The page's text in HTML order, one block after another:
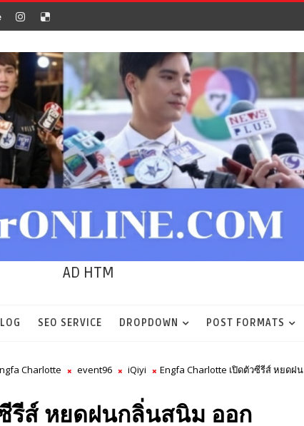
AD HTM
SEO SERVICE DROPDOWN POST FORMATS
Charlotte event96 iQiyi
Engfa Charlotte เปิดตัวซีรีส์ หยดฝน
รีส์ หยดฝนกลิ่นสนิม ออก